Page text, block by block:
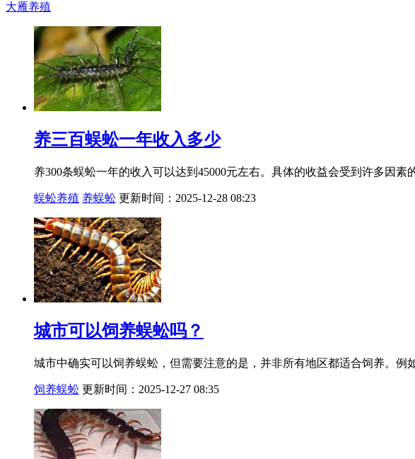
大雁养殖
养三百蜈蚣一年收入多少
养300条蜈蚣一年的收入可以达到45000元左右。具体的收益会受到许多因
蜈蚣养殖 养蜈蚣 更新时间：2025-12-28 08:23
城市可以饲养蜈蚣吗？
城市中确实可以饲养蜈蚣，但需要注意的是，并非所有地区都适合饲养。
饲养蜈蚣 更新时间：2025-12-27 08:35